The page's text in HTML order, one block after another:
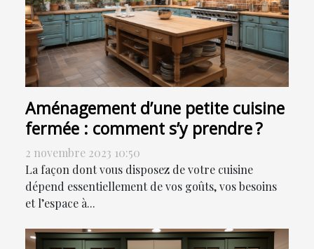
Aménagement d’une petite cuisine
fermée : comment s’y prendre ?
2 novembre 2023 10:50
La façon dont vous disposez de votre cuisine
dépend essentiellement de vos goûts, vos besoins
et l’espace à...